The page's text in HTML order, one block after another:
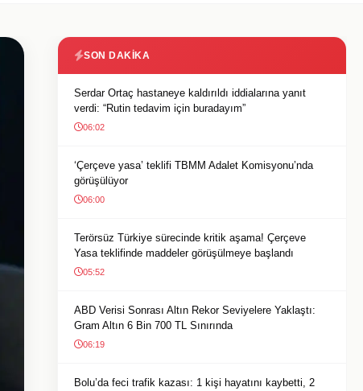
SON DAKIKA
Serdar Ortaç hastaneye kaldırıldı iddialarına yanıt
verdi: “Rutin tedavim için buradayım”
06:02
‘Çerçeve yasa’ teklifi TBMM Adalet Komisyonu’nda
görüşülüyor
06:00
Terörsüz Türkiye sürecinde kritik aşama! Çerçeve
Yasa teklifinde maddeler görüşülmeye başlandı
05:52
ABD Verisi Sonrası Altın Rekor Seviyelere Yaklaştı:
Gram Altın 6 Bin 700 TL Sınırında
06:19
Bolu’da feci trafik kazası: 1 kişi hayatını kaybetti, 2